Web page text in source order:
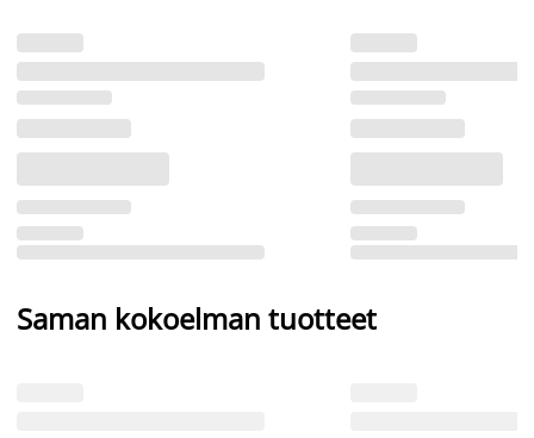
Saman kokoelman tuotteet